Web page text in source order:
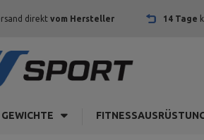
direkt vom Hersteller 14 Tage